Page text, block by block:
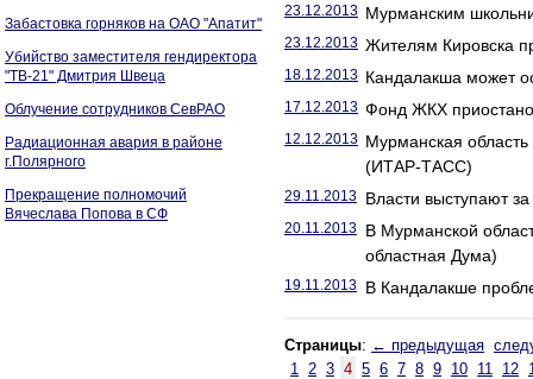
Забастовка горняков на ОАО "Апатит"
Убийство заместителя гендиректора
"ТВ-21" Дмитрия Швеца
Облучение сотрудников СевРАО
Радиационная авария в районе
г.Полярного
Прекращение полномочий
Вячеслава Попова в СФ
23.12.2013 Мурманским
23.12.2013 Жителям Кировска
18.12.2013 Кандалакша может
17.12.2013 Фонд ЖКХ
12.12.2013 Мурманская
(ИТАР-ТАСС)
29.11.2013 Власти выступают
20.11.2013 В Мурманской
областная Дума)
19.11.2013 В Кандалакше
Страницы: ← предыдущая
1 2 3 4 5 6 7 8 9 10 11 12